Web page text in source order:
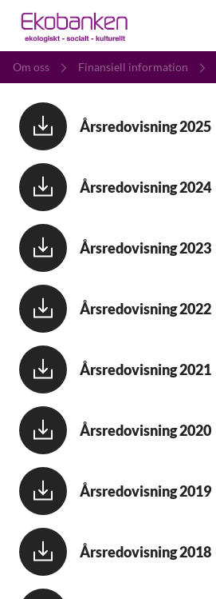
Om oss Finansiell information
Årsredovisning 2025
Årsredovisning 2024
Årsredovisning 2023
Årsredovisning 2022
Årsredovisning 2021
Årsredovisning 2020
Årsredovisning 2019
Årsredovisning 2018